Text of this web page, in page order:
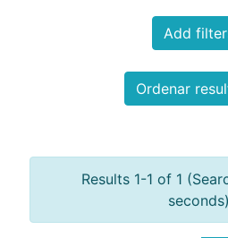
Add
Ordenar
Results 1-1 of 1